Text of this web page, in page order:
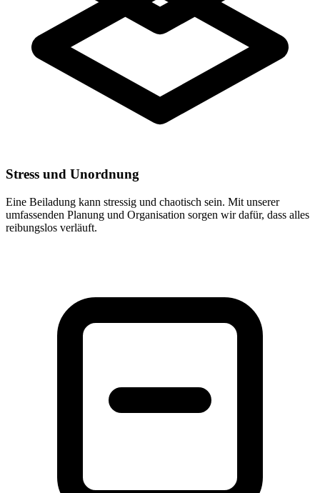
Stress und Unordnung
Eine Beiladung kann stressig und chaotisch sein. Mit unserer
umfassenden Planung und Organisation sorgen wir dafür, dass alles
reibungslos verläuft.